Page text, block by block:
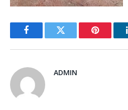
FacebookTwitter Pinterest
ADMIN